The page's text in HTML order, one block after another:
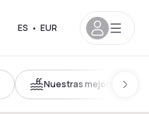
ES • EUR
Nuestras mejores